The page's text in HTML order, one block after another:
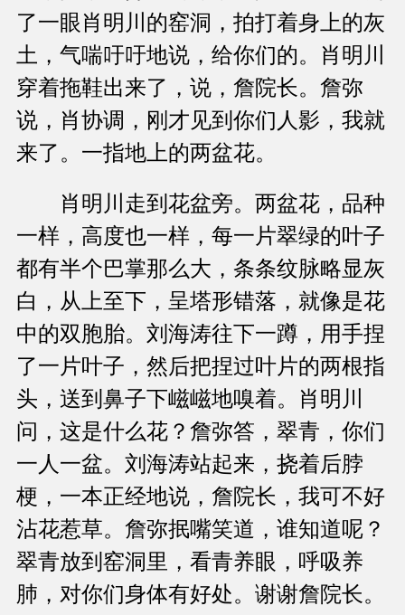
了一眼肖明川的窑洞，拍打着身上的灰
土，气喘吁吁地说，给你们的。肖明川
穿着拖鞋出来了，说，詹院长。詹弥
说，肖协调，刚才见到你们人影，我就
来了。一指地上的两盆花。
肖明川走到花盆旁。两盆花，品种
一样，高度也一样，每一片翠绿的叶子
都有半个巴掌那么大，条条纹脉略显灰
白，从上至下，呈塔形错落，就像是花
中的双胞胎。刘海涛往下一蹲，用手捏
了一片叶子，然后把捏过叶片的两根指
头，送到鼻子下嵫嵫地嗅着。肖明川
问，这是什么花？詹弥答，翠青，你们
一人一盆。刘海涛站起来，挠着后脖
梗，一本正经地说，詹院长，我可不好
沾花惹草。詹弥抿嘴笑道，谁知道呢？
翠青放到窑洞里，看青养眼，呼吸养
肺，对你们身体有好处。谢谢詹院长。